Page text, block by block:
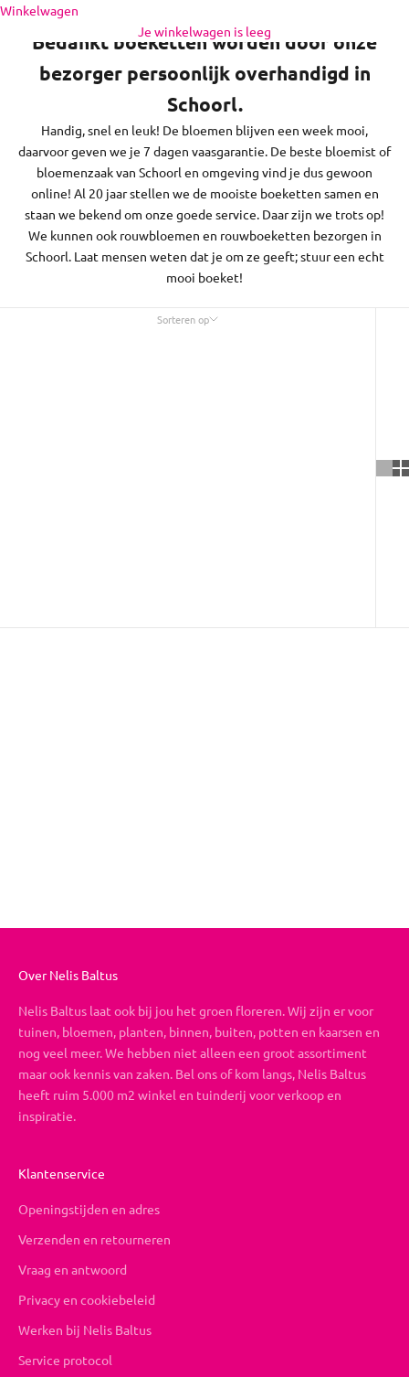
Naar inhoud
Winkelwagen
Je winkelwagen is leeg
regio daaromheen, op zon- en feestdagen bezorgen we niet.
Bedankt boeketten worden door onze
bezorger persoonlijk overhandigd in
Schoorl.
Handig, snel en leuk! De bloemen blijven een week mooi,
daarvoor geven we je 7 dagen vaasgarantie. De beste bloemist of
bloemenzaak van Schoorl en omgeving vind je dus gewoon
online! Al 20 jaar stellen we de mooiste boeketten samen en
staan we bekend om onze goede service. Daar zijn we trots op!
We kunnen ook rouwbloemen en rouwboeketten bezorgen in
Schoorl. Laat mensen weten dat je om ze geeft; stuur een echt
mooi boeket!
Sorteren op
Over Nelis Baltus
Nelis Baltus laat ook bij jou het groen floreren. Wij zijn er voor
tuinen, bloemen, planten, binnen, buiten, potten en kaarsen en
nog veel meer. We hebben niet alleen een groot assortiment
maar ook kennis van zaken. Bel ons of kom langs, Nelis Baltus
heeft ruim 5.000 m2 winkel en tuinderij voor verkoop en
inspiratie.
Klantenservice
Openingstijden en adres
Verzenden en retourneren
Vraag en antwoord
Privacy en cookiebeleid
Werken bij Nelis Baltus
Service protocol